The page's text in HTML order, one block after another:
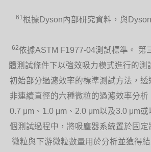
61 根據Dyson內部研究資料，與
62依據ASTM F1977-04測試標準。 第
體測試條件下以強效吸力模式進行的測
初始部分過濾效率的標準測試方法，
非連續直徑的六種微粒的過濾效率分析
0.7 μm、1.0 μm、2.0 μm以及3.0 μm
個測試過程中，將吸塵器系統置於固
微粒與下游微粒數量用於分析並獲得